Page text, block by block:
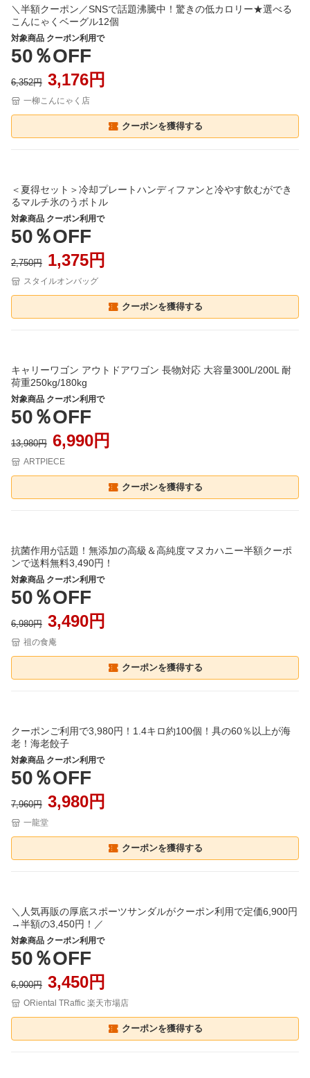
＼半額クーポン／SNSで話題沸騰中！驚きの低カロリー★選べる
こんにゃくベーグル12個
対象商品 クーポン利用で
50％OFF
6,352円 3,176円
一柳こんにゃく店
クーポンを獲得する
＜夏得セット＞冷却プレートハンディファンと冷やす飲むができ
るマルチ氷のうボトル
対象商品 クーポン利用で
50％OFF
2,750円 1,375円
スタイルオンバッグ
クーポンを獲得する
キャリーワゴン アウトドアワゴン 長物対応 大容量300L/200L 耐
荷重250kg/180kg
対象商品 クーポン利用で
50％OFF
13,980円 6,990円
ARTPIECE
クーポンを獲得する
抗菌作用が話題！無添加の高級＆高純度マヌカハニー半額クーポ
ンで送料無料3,490円！
対象商品 クーポン利用で
50％OFF
6,980円 3,490円
祖の食庵
クーポンを獲得する
クーポンご利用で3,980円！1.4キロ約100個！具の60％以上が海
老！海老餃子
対象商品 クーポン利用で
50％OFF
7,960円 3,980円
一龍堂
クーポンを獲得する
＼人気再販の厚底スポーツサンダルがクーポン利用で定価6,900円
→半額の3,450円！／
対象商品 クーポン利用で
50％OFF
6,900円 3,450円
ORiental TRaffic 楽天市場店
クーポンを獲得する